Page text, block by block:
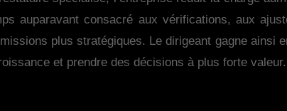
auparavant consacré aux vérifications, aux
plus stratégiques. Le dirigeant gagne ainsi
et prendre des décisions à plus forte valeur.